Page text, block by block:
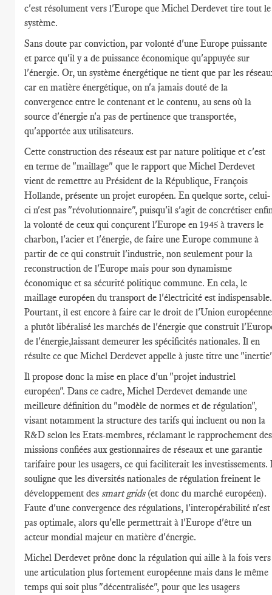
c'est résolument vers l'Europe que Michel Derdevet tire tout le
système.
Sans doute par conviction, par volonté d'une Europe puissante
et parce qu'il y a de puissance économique qu'appuyée sur
l'énergie. Or, un système énergétique ne tient que par les
car en matière énergétique, on n'a jamais douté de la
convergence entre le contenant et le contenu, au sens où la
source d'énergie n'a pas de pertinence que transportée,
qu'apportée aux utilisateurs.
Cette construction des réseaux est par nature politique et c'est
en terme de "maillage" que le rapport que Michel Derdevet
vient de remettre au Président de la République, François
Hollande, présente un projet européen. En quelque sorte, celui-
ci n'est pas "révolutionnaire", puisqu'il s'agit de concrétiser
la volonté de ceux qui conçurent l'Europe en 1945 à travers le
charbon, l'acier et l'énergie, de faire une Europe commune à
partir de ce qui construit l'industrie, non seulement pour la
reconstruction de l'Europe mais pour son dynamisme
économique et sa sécurité politique commune. En cela, le
maillage européen du transport de l'électricité est indispensable.
Pourtant, il est encore à faire car le droit de l'Union européenne
a plutôt libéralisé les marchés de l'énergie que construit
de l'énergie,laissant demeurer les spécificités nationales. Il en
résulte ce que Michel Derdevet appelle à juste titre une
Il propose donc la mise en place d'un "projet industriel
européen". Dans ce cadre, Michel Derdevet demande une
meilleure définition du "modèle de normes et de régulation",
visant notamment la structure des tarifs qui incluent ou non la
R&D selon les Etats-membres, réclamant le rapprochement des
missions confiées aux gestionnaires de réseaux et une garantie
tarifaire pour les usagers, ce qui faciliterait les investissements.
souligne que les diversités nationales de régulation freinent le
développement des smart grids(et donc du marché européen).
Faute d'une convergence des régulations, l'interopérabilité n'est
pas optimale, alors qu'elle permettrait à l'Europe d'être un
acteur mondial majeur en matière d'énergie.
Michel Derdevet prône donc la régulation qui aille à la fois vers
une articulation plus fortement européenne mais dans le même
temps qui soit plus "décentralisée", pour que les usagers